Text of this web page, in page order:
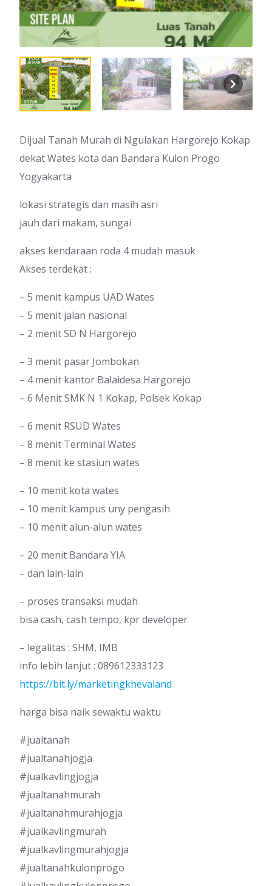
Dijual Tanah Murah di Ngulakan Hargorejo Kokap
dekat Wates kota dan Bandara Kulon Progo
Yogyakarta
lokasi strategis dan masih asri
jauh dari makam, sungai
akses kendaraan roda 4 mudah masuk
Akses terdekat :
– 5 menit kampus UAD Wates
– 5 menit jalan nasional
– 2 menit SD N Hargorejo
– 3 menit pasar Jombokan
– 4 menit kantor Balaidesa Hargorejo
– 6 Menit SMK N 1 Kokap, Polsek Kokap
– 6 menit RSUD Wates
– 8 menit Terminal Wates
– 8 menit ke stasiun wates
– 10 menit kota wates
– 10 menit kampus uny pengasih
– 10 menit alun-alun wates
– 20 menit Bandara YIA
– dan lain-lain
– proses transaksi mudah
bisa cash, cash tempo, kpr developer
– legalitas : SHM, IMB
info lebih lanjut : 089612333123
https://bit.ly/marketingkhevaland
harga bisa naik sewaktu waktu
#jualtanah
#jualtanahjogja
#jualkavlingjogja
#jualtanahmurah
#jualtanahmurahjogja
#jualkavlingmurah
#jualkavlingmurahjogja
#jualtanahkulonprogo